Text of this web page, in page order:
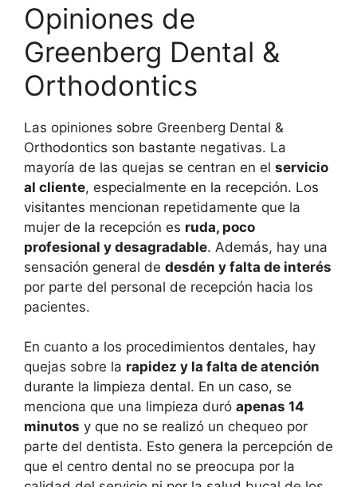
Opiniones de
Greenberg Dental &
Orthodontics
Las opiniones sobre Greenberg Dental &
Orthodontics son bastante negativas. La
mayoría de las quejas se centran en el servicio
al cliente, especialmente en la recepción. Los
visitantes mencionan repetidamente que la
mujer de la recepción es ruda, poco
profesional y desagradable. Además, hay una
sensación general de desdén y falta de interés
por parte del personal de recepción hacia los
pacientes.
En cuanto a los procedimientos dentales, hay
quejas sobre la rapidez y la falta de atención
durante la limpieza dental. En un caso, se
menciona que una limpieza duró apenas 14
minutos y que no se realizó un chequeo por
parte del dentista. Esto genera la percepción de
que el centro dental no se preocupa por la